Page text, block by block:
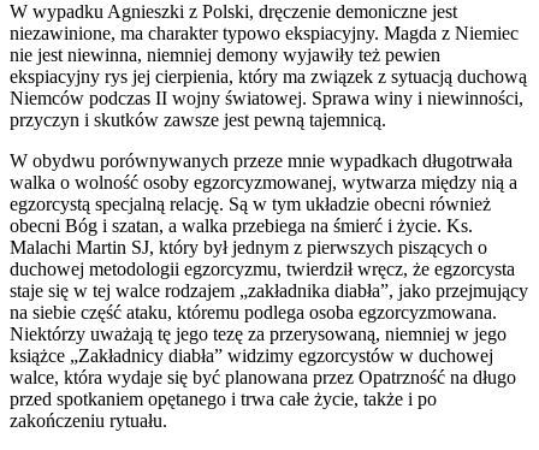
W wypadku Agnieszki z Polski, dręczenie demoniczne jest
niezawinione, ma charakter typowo ekspiacyjny. Magda z Niemiec
nie jest niewinna, niemniej demony wyjawiły też pewien
ekspiacyjny rys jej cierpienia, który ma związek z sytuacją duchową
Niemców podczas II wojny światowej. Sprawa winy i niewinności,
przyczyn i skutków zawsze jest pewną tajemnicą.
W obydwu porównywanych przeze mnie wypadkach długotrwała
walka o wolność osoby egzorcyzmowanej, wytwarza między nią a
egzorcystą specjalną relację. Są w tym układzie obecni również
obecni Bóg i szatan, a walka przebiega na śmierć i życie. Ks.
Malachi Martin SJ, który był jednym z pierwszych piszących o
duchowej metodologii egzorcyzmu, twierdził wręcz, że egzorcysta
staje się w tej walce rodzajem „zakładnika diabła”, jako przejmujący
na siebie część ataku, któremu podlega osoba egzorcyzmowana.
Niektórzy uważają tę jego tezę za przerysowaną, niemniej w jego
książce „Zakładnicy diabła” widzimy egzorcystów w duchowej
walce, która wydaje się być planowana przez Opatrzność na długo
przed spotkaniem opętanego i trwa całe życie, także i po
zakończeniu rytuału.